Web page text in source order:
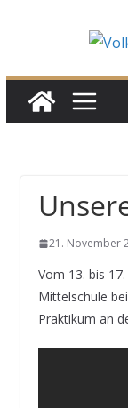
21. November
Vom 13. bis
Mittelschule
Praktikum an